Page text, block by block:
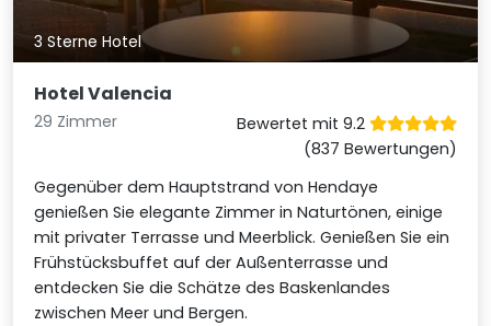
3 Sterne Hotel
Hotel Valencia
29 Zimmer
Bewertet mit 9.2
(837 Bewertungen)
Gegenüber dem Hauptstrand von Hendaye
genießen Sie elegante Zimmer in Naturtönen, einige
mit privater Terrasse und Meerblick. Genießen Sie ein
Frühstücksbuffet auf der Außenterrasse und
entdecken Sie die Schätze des Baskenlandes
zwischen Meer und Bergen.